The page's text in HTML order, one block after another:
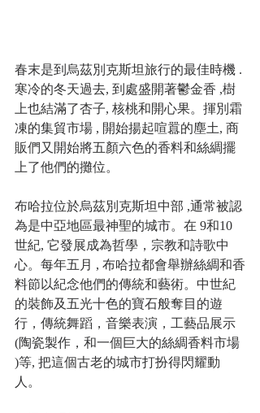
春末是到烏茲別克斯坦旅行的最佳時機 .
寒冷的冬天過去, 到處盛開著鬱金香 ,樹
上也結滿了杏子, 核桃和開心果。揮別霜
凍的集貿市場 , 開始揚起喧囂的塵土, 商
販們又開始將五顏六色的香料和絲綢擺
上了他們的攤位。
布哈拉位於烏茲別克斯坦中部 ,通常被認
為是中亞地區最神聖的城市。在 9和10
世紀, 它發展成為哲學，宗教和詩歌中
心。每年五月 , 布哈拉都會舉辦絲綢和香
料節以紀念他們的傳統和藝術。中世紀
的裝飾及五光十色的寶石般奪目的遊
行，傳統舞蹈，音樂表演，工藝品展示
(陶瓷製作，和一個巨大的絲綢香料市場
)等, 把這個古老的城市打扮得閃耀動
人。